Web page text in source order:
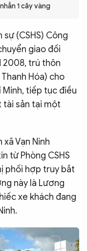
an
1 cây vàng
sự (CSHS) Công
giao đối
2008, trú thôn
Hóa) cho
Minh, tiếp tục điều
tài sản tại một
Vạn Ninh
từ Phòng CSHS
phối hợp truy bắt
này là Lương
xe khách đang